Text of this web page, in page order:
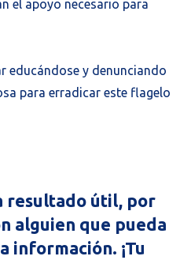
el apoyo necesario para
educándose y denunciando
para erradicar este flagelo
resultado útil, por
alguien que pueda
información. ¡Tu